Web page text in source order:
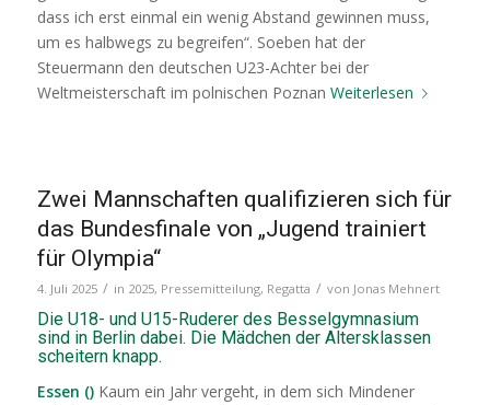
dass ich erst einmal ein wenig Abstand gewinnen muss,
um es halbwegs zu begreifen“. Soeben hat der
Steuermann den deutschen U23-Achter bei der
Weltmeisterschaft im polnischen Poznan Weiterlesen
Zwei Mannschaften qualifizieren sich für
das Bundesfinale von „Jugend trainiert
für Olympia“
4. Juli 2025 / in 2025, Pressemitteilung, Regatta / von Jonas Mehnert
Die U18- und U15-Ruderer des Besselgymnasium
sind in Berlin dabei. Die Mädchen der Altersklassen
scheitern knapp.
Essen () Kaum ein Jahr vergeht, in dem sich Mindener